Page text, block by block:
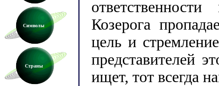
Символы
Страны
Козерога
цель и
представителей
ищет, тот всегда